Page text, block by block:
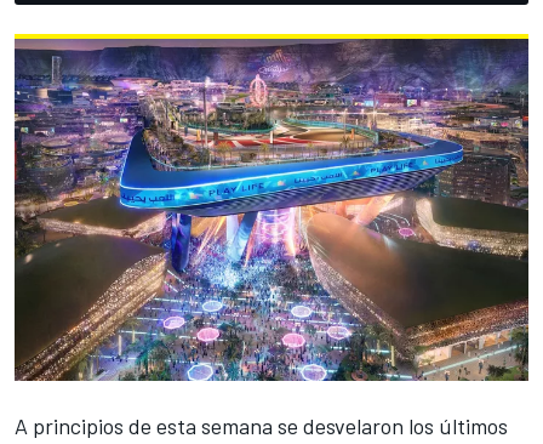
A principios de esta semana se desvelaron los últimos